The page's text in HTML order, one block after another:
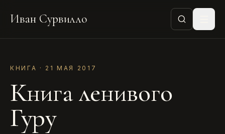
Иван Сурвилло
КНИГА · 21 МАЯ 2017
Книга ленивого
Гуру